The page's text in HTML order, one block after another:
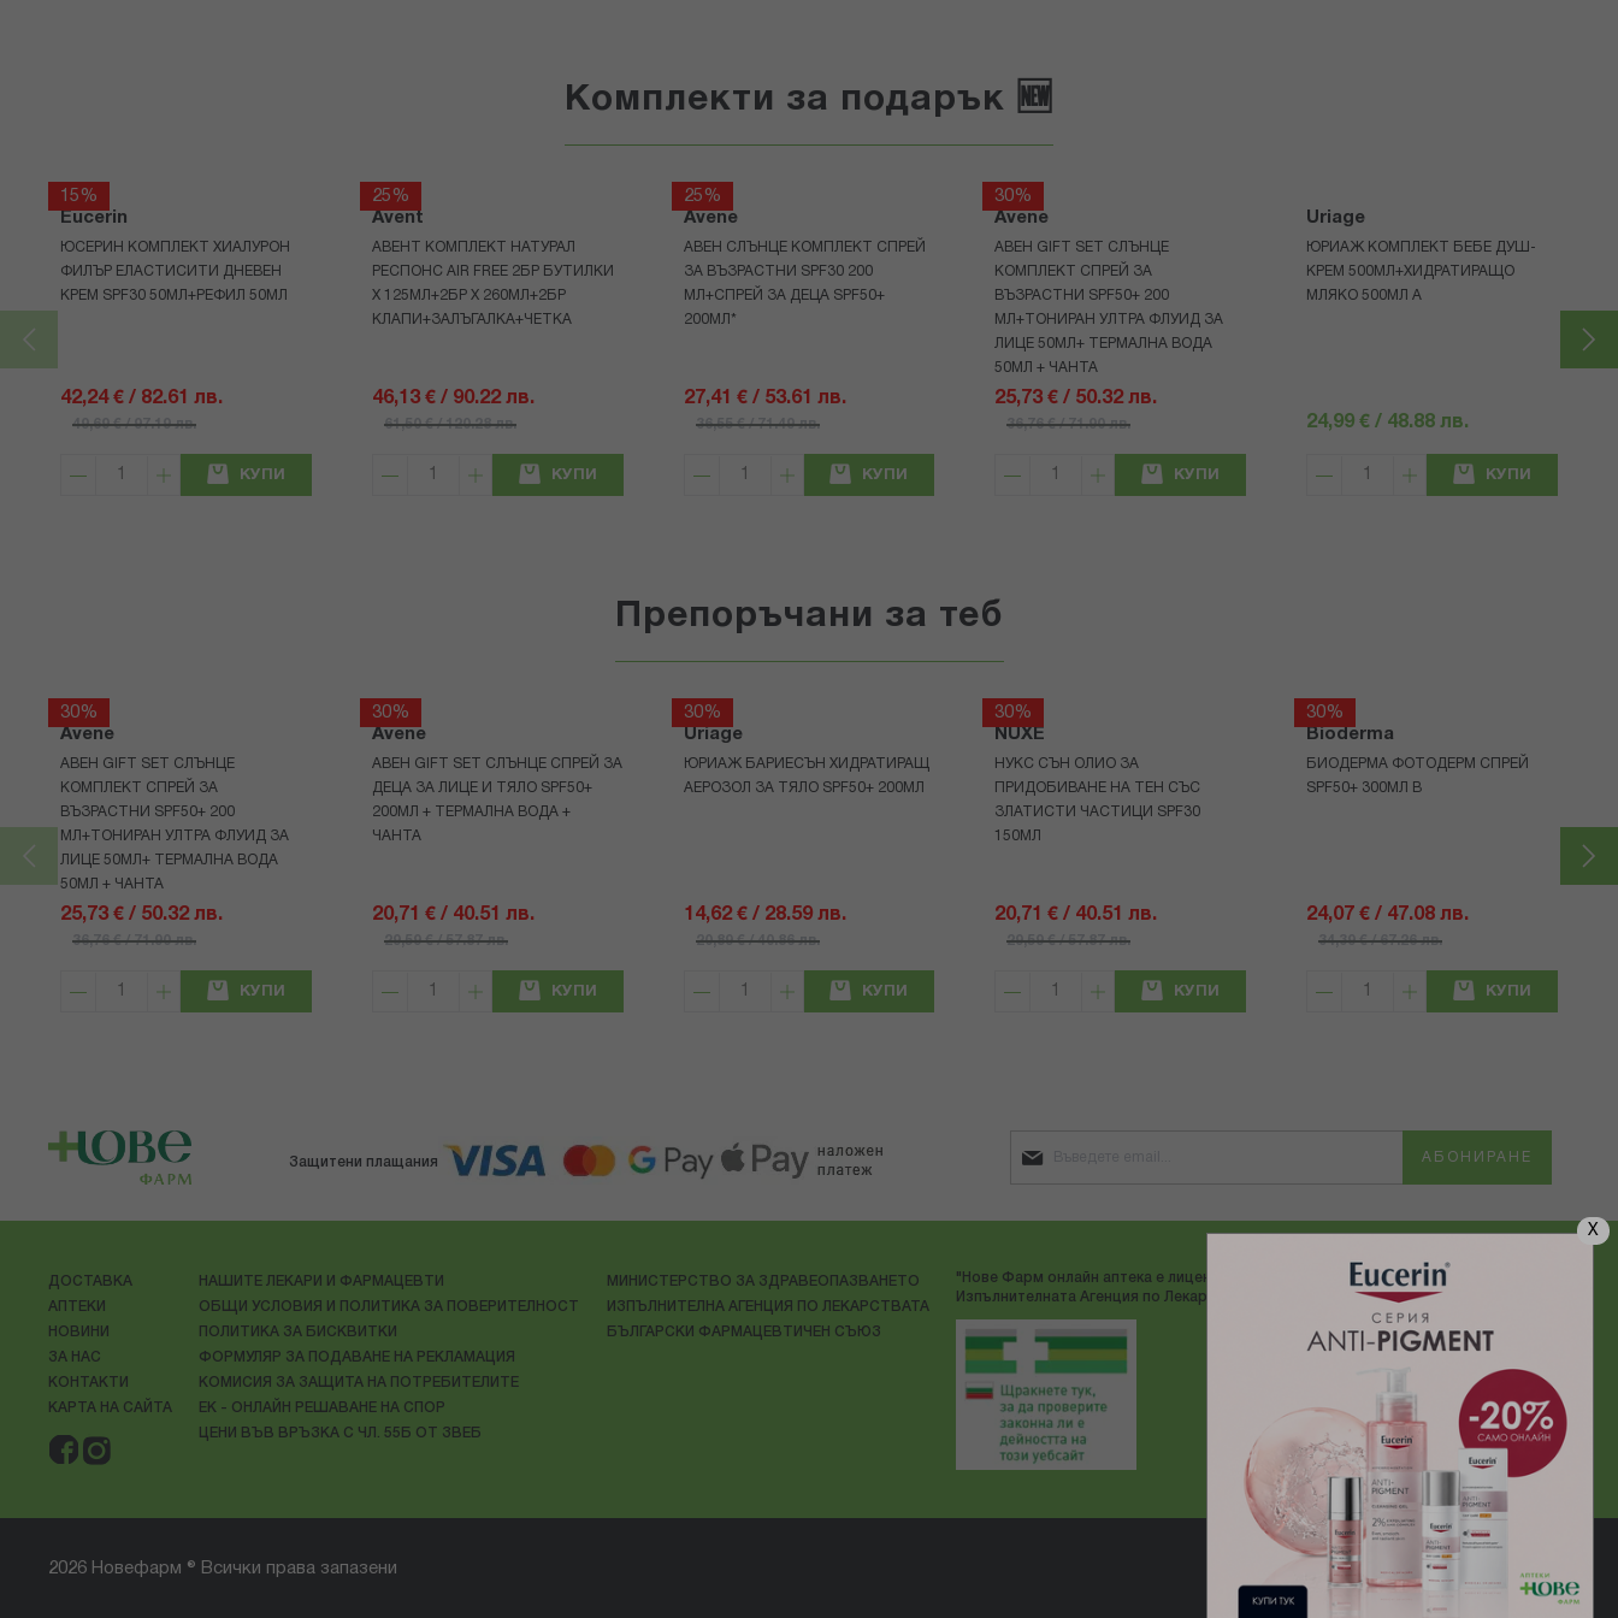
X
Комплекти за подарък 🆕
15%
Eucerin
ЮСЕРИН КОМПЛЕКТ ХИАЛУРОН
ФИЛЪР ЕЛАСТИСИТИ ДНЕВЕН
КРЕМ SPF30 50МЛ+РЕФИЛ 50МЛ
42,24 € / 82.61 лв.
49,69 € / 97.19 лв.
КУПИ
25%
Avent
АВЕНТ КОМПЛЕКТ НАТУРАЛ
РЕСПОНС AIR FREE 2БР БУТИЛКИ
Х 125МЛ+2БР Х 260МЛ+2БР
КЛАПИ+ЗАЛЪГАЛКА+ЧЕТКА
46,13 € / 90.22 лв.
61,50 € / 120.28 лв.
КУПИ
25%
Avene
АВЕН СЛЪНЦЕ КОМПЛЕКТ СПРЕЙ
ЗА ВЪЗРАСТНИ SPF30 200
МЛ+СПРЕЙ ЗА ДЕЦА SPF50+
200МЛ*
27,41 € / 53.61 лв.
36,55 € / 71.49 лв.
КУПИ
30%
Avene
АВЕН GIFT SET СЛЪНЦЕ
КОМПЛЕКТ СПРЕЙ ЗА
ВЪЗРАСТНИ SPF50+ 200
МЛ+ТОНИРАН УЛТРА ФЛУИД ЗА
ЛИЦЕ 50МЛ+ ТЕРМАЛНА ВОДА
50МЛ + ЧАНТА
25,73 € / 50.32 лв.
36,76 € / 71.90 лв.
КУПИ
Uriage
ЮРИАЖ КОМПЛЕКТ БЕБЕ ДУШ-
КРЕМ 500МЛ+ХИДРАТИРАЩО
МЛЯКО 500МЛ A
24,99 € / 48.88 лв.
КУПИ
Препоръчани за теб
30%
Avene
АВЕН GIFT SET СЛЪНЦЕ
КОМПЛЕКТ СПРЕЙ ЗА
ВЪЗРАСТНИ SPF50+ 200
МЛ+ТОНИРАН УЛТРА ФЛУИД ЗА
ЛИЦЕ 50МЛ+ ТЕРМАЛНА ВОДА
50МЛ + ЧАНТА
25,73 € / 50.32 лв.
36,76 € / 71.90 лв.
КУПИ
30%
Avene
АВЕН GIFT SET СЛЪНЦЕ СПРЕЙ ЗА
ДЕЦА ЗА ЛИЦЕ И ТЯЛО SPF50+
200МЛ + ТЕРМАЛНА ВОДА +
ЧАНТА
20,71 € / 40.51 лв.
29,59 € / 57.87 лв.
КУПИ
30%
Uriage
ЮРИАЖ БАРИЕСЪН ХИДРАТИРАЩ
АЕРОЗОЛ ЗА ТЯЛО SPF50+ 200МЛ
14,62 € / 28.59 лв.
20,89 € / 40.86 лв.
КУПИ
30%
NUXE
НУКС СЪН ОЛИО ЗА
ПРИДОБИВАНЕ НА ТЕН СЪС
ЗЛАТИСТИ ЧАСТИЦИ SPF30
150МЛ
20,71 € / 40.51 лв.
29,59 € / 57.87 лв.
КУПИ
30%
Bioderma
БИОДЕРМА ФОТОДЕРМ СПРЕЙ
SPF50+ 300МЛ В
24,07 € / 47.08 лв.
34,39 € / 67.26 лв.
КУПИ
Защитени плащания АБОНИРАНЕ
ДОСТАВКА
АПТЕКИ
НОВИНИ
ЗА НАС
КОНТАКТИ
КАРТА НА САЙТА
НАШИТЕ ЛЕКАРИ И ФАРМАЦЕВТИ
ОБЩИ УСЛОВИЯ И ПОЛИТИКА ЗА ПОВЕРИТЕЛНОСТ
ПОЛИТИКА ЗА БИСКВИТКИ
ФОРМУЛЯР ЗА ПОДАВАНЕ НА РЕКЛАМАЦИЯ
КОМИСИЯ ЗА ЗАЩИТА НА ПОТРЕБИТЕЛИТЕ
ЕК - ОНЛАЙН РЕШАВАНЕ НА СПОР
ЦЕНИ ВЪВ ВРЪЗКА С ЧЛ. 55Б ОТ ЗВЕБ
МИНИСТЕРСТВО ЗА ЗДРАВЕОПАЗВАНЕТО
ИЗПЪЛНИТЕЛНА АГЕНЦИЯ ПО ЛЕКАРСТВАТА
БЪЛГАРСКИ ФАРМАЦЕВТИЧЕН СЪЮЗ
"Нове Фарм онлайн аптека е лицензирана от
Изпълнителната Агенция по Лекарствата"
ДОСТАВЯМЕ С:
2026 Новефарм ® Всички права запазени
Електронен магазин
разработен и поддържан от